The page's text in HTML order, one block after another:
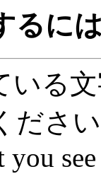
るに
いる
ださ
you